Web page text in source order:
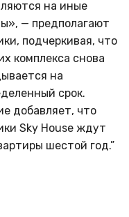
на иные
— предполагают
подчеркивая, что
комплекса снова
на
срок.
добавляет, что
Sky House ждут
шестой год.”